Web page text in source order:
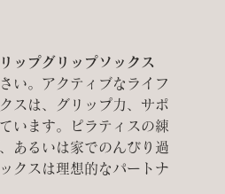
ップグリップソックス
い。 アクティブなライフ
スは、グリップ力、サポ
います。
ピラティスの練
あるいは家でのんびり過
クスは理想的なパートナ